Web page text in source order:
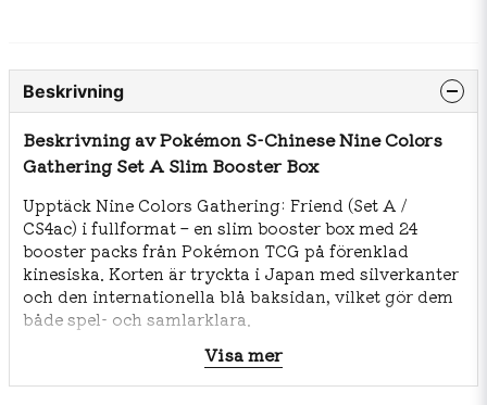
Beskrivning
Beskrivning av Pokémon S-Chinese Nine Colors
Gathering Set A Slim Booster Box
Upptäck Nine Colors Gathering: Friend (Set A /
CS4ac) i fullformat – en slim booster box med 24
booster packs från Pokémon TCG på förenklad
kinesiska. Korten är tryckta i Japan med silverkanter
och den internationella blå baksidan, vilket gör dem
både spel- och samlarklara.
Visa mer